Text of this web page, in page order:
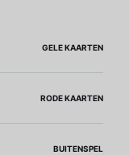
GELE KAARTEN
RODE KAARTEN
BUITENSPEL